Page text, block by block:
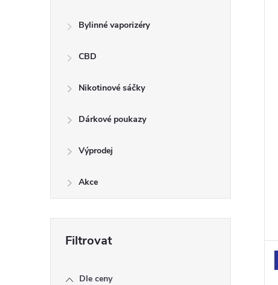
Bylinné vaporizéry
CBD
Nikotinové sáčky
Dárkové poukazy
Výprodej
Akce
Dle ceny
u
k